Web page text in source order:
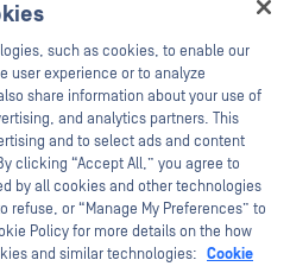
新聞稿
新聞報導
網路研討會
產品型錄
白皮書
免費工具
such as cookies, to enable our
user experience or to analyze
share information about your use of
and analytics partners. This
and to select ads and content
clicking “Accept All,” you agree to
by all cookies and other technologies
refuse, or “Manage My Preferences” to
Policy for more details on the how
and similar technologies: Cookie
OPSWAT virtual assistant.
I help you secure what's critical